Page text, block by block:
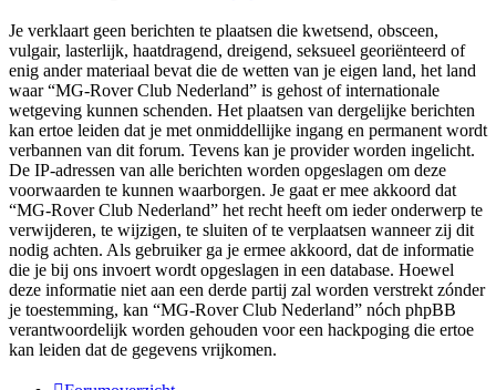
Je verklaart geen berichten te plaatsen die kwetsend, obsceen,
vulgair, lasterlijk, haatdragend, dreigend, seksueel georiënteerd of
enig ander materiaal bevat die de wetten van je eigen land, het land
waar “MG-Rover Club Nederland” is gehost of internationale
wetgeving kunnen schenden. Het plaatsen van dergelijke berichten
kan ertoe leiden dat je met onmiddellijke ingang en permanent wordt
verbannen van dit forum. Tevens kan je provider worden ingelicht.
De IP-adressen van alle berichten worden opgeslagen om deze
voorwaarden te kunnen waarborgen. Je gaat er mee akkoord dat
“MG-Rover Club Nederland” het recht heeft om ieder onderwerp te
verwijderen, te wijzigen, te sluiten of te verplaatsen wanneer zij dit
nodig achten. Als gebruiker ga je ermee akkoord, dat de informatie
die je bij ons invoert wordt opgeslagen in een database. Hoewel
deze informatie niet aan een derde partij zal worden verstrekt zónder
je toestemming, kan “MG-Rover Club Nederland” nóch phpBB
verantwoordelijk worden gehouden voor een hackpoging die ertoe
kan leiden dat de gegevens vrijkomen.